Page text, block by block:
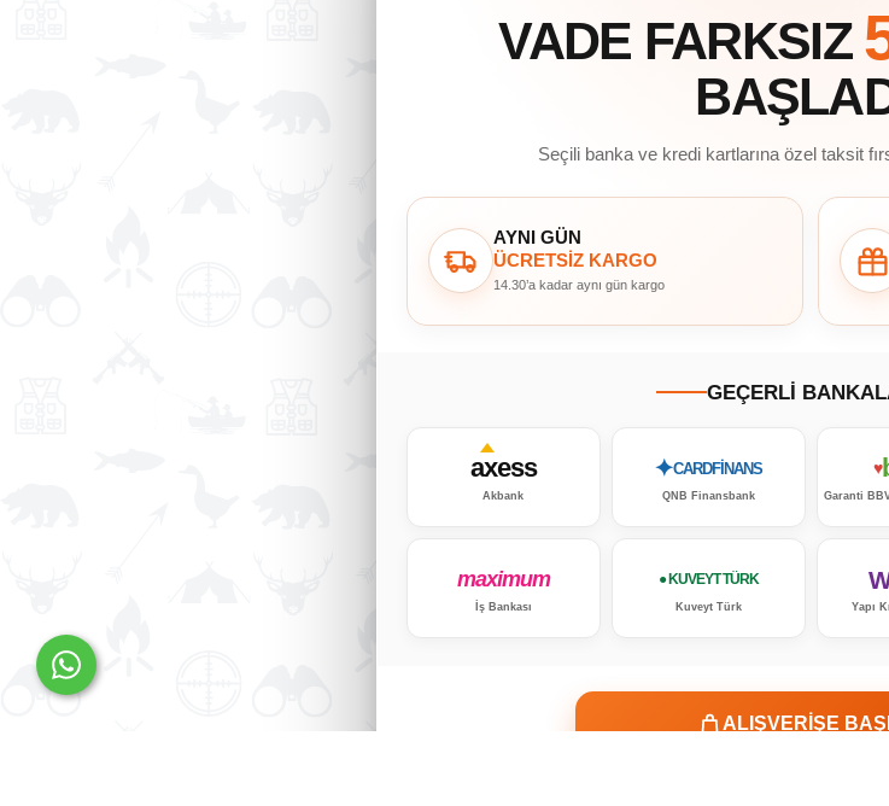
VADE FARKSIZ
Seçili banka ve kredi kartlarına özel taksit
AYNI GÜN
ÜCRETSİZ KARGO
14.30’a kadar aynı gün kargo
GEÇERLİ
axess
Akbank
✦CARDFİNANS
QNB Finansbank
♥
Garanti
maximum
İş Bankası
● KUVEYT TÜRK
Kuveyt Türk Yapı
ALIŞVERİŞE